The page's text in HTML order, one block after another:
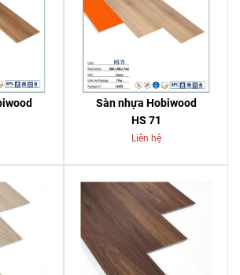
Sàn nhựa Hobiwood
HS 71
Liên hệ